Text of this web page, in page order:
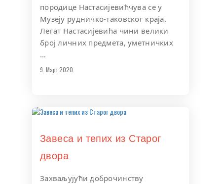
породице Настасијевићчува се у
Музеју рудничко-таковског краја.
Легат Настасијевића чини велики
број личних предмета, уметничких
…
9. Март 2020.
Завеса и тепих из Старог
двора
Захваљујући доброчинству